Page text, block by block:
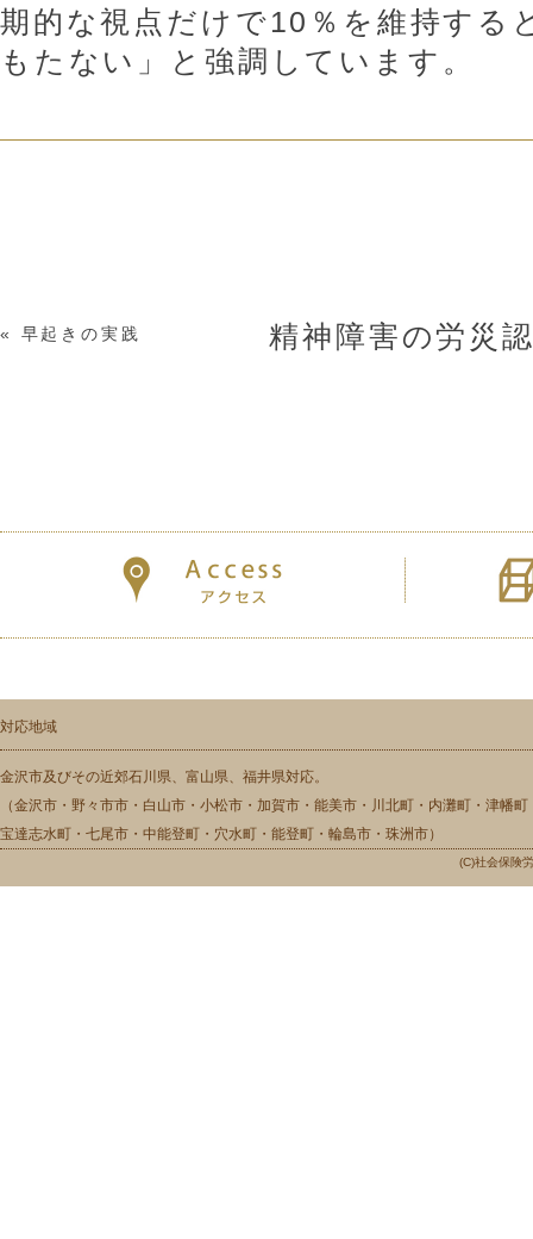
期的な視点だけで10％を維持する
もたない」と強調しています。
« 早起きの実践 精神障害の労災
対応地域
金沢市及びその近郊石川県、富山県、福井県対応。
（金沢市・野々市市・白山市・小松市・加賀市・能美市・川北町・内灘町・津幡
宝達志水町・七尾市・中能登町・穴水町・能登町・輪島市・珠洲市）
(C)社会保険